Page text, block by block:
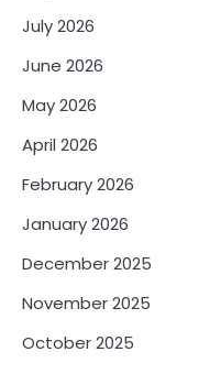
July 2026
June 2026
May 2026
April 2026
February 2026
January 2026
December 2025
November 2025
October 2025